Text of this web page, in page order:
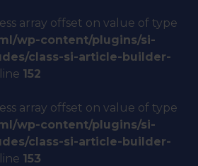
array offset on value of type
wp-content/plugins/si-
class-si-article-builder-
152
array offset on value of type
wp-content/plugins/si-
class-si-article-builder-
153